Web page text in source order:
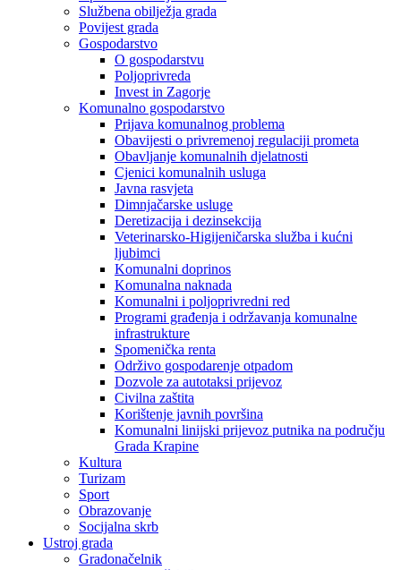
Službena obilježja grada
Povijest grada
Gospodarstvo
O gospodarstvu
Poljoprivreda
Invest in Zagorje
Komunalno gospodarstvo
Prijava komunalnog problema
Obavijesti o privremenoj regulaciji prometa
Obavljanje komunalnih djelatnosti
Cjenici komunalnih usluga
Javna rasvjeta
Dimnjačarske usluge
Deretizacija i dezinsekcija
Veterinarsko-Higijeničarska služba i kućni
ljubimci
Komunalni doprinos
Komunalna naknada
Komunalni i poljoprivredni red
Programi građenja i održavanja komunalne
infrastrukture
Spomenička renta
Održivo gospodarenje otpadom
Dozvole za autotaksi prijevoz
Civilna zaštita
Korištenje javnih površina
Komunalni linijski prijevoz putnika na području
Grada Krapine
Kultura
Turizam
Sport
Obrazovanje
Socijalna skrb
Ustroj grada
Gradonačelnik